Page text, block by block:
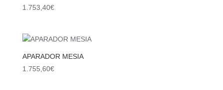
1.753,40€
APARADOR MESIA
1.755,60€